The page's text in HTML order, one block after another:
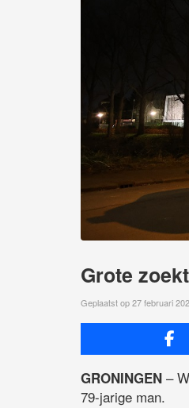
Grote
Geplaatst op 27 februari
GRONINGEN –
79-jarige man.